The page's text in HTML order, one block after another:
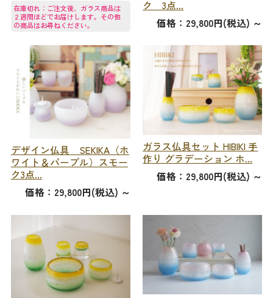
在庫切れ：ご注文後、ガラス商品は
２週間ほどでお届けします。その他
の商品はお尋ねください。
ク 3点...
価格：29,800円(税込) ～
デザイン仏具 SEKIKA（ホ
ワイト＆パープル）スモー
ク3点...
価格：29,800円(税込) ～
ガラス仏具セット HIBIKI 手
作り グラデーション ホ...
価格：29,800円(税込) ～